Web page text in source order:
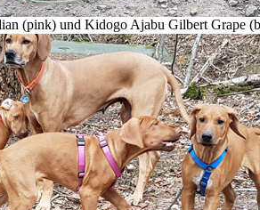
(pink) und Kidogo Ajabu Gilbert Grape